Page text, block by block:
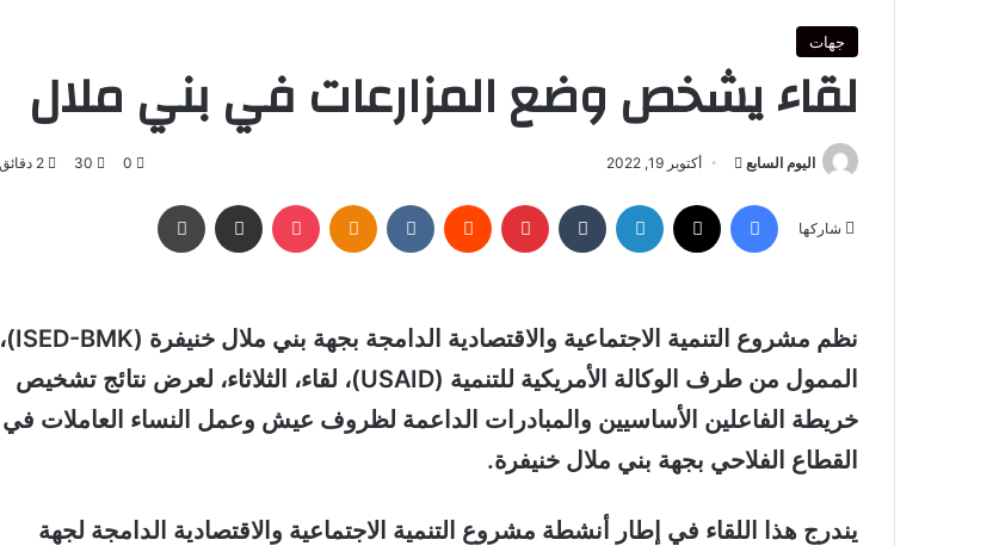
جهات
لقاء يشخص وضع المزارعات في بني ملال
اليوم السابع
أرسل
إلكترونيا
أكتوبر 19, 2022 0
30
شاركها
فيسبوك لينكدإن بينتيريست Odnoklassniki
‫Pocket مشاركة عبر البريد
نظم مشروع التنمية الاجتماعية والاقتصادية الدامجة بجهة بني ملال خنيفرة (ISED-BMK)،
الممول من طرف الوكالة الأمريكية للتنمية (USAID)، لقاء، الثلاثاء، لعرض نتائج تشخيص
خريطة الفاعلين الأساسيين والمبادرات الداعمة لظروف عيش وعمل النساء العاملات في
القطاع الفلاحي بجهة بني ملال خنيفرة.
يندرج هذا اللقاء في إطار أنشطة مشروع التنمية الاجتماعية والاقتصادية الدامجة لجهة